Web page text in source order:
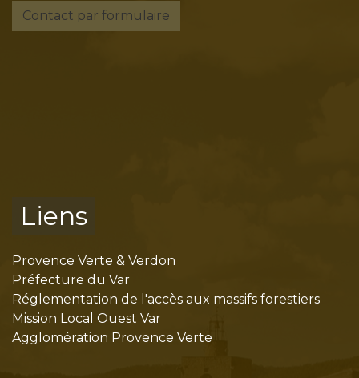
Contact par formulaire
Liens
Provence Verte & Verdon
Préfecture du Var
Réglementation de l'accès aux massifs forestiers
Mission Local Ouest Var
Agglomération Provence Verte